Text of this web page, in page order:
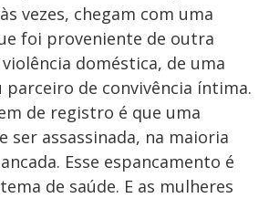
d
e
o
vezes, chegam com uma
foi proveniente de outra
doméstica, de uma
parceiro de convivência íntima.
de registro é que uma
ser assassinada, na maioria
Esse espancamento é
de saúde. E as mulheres